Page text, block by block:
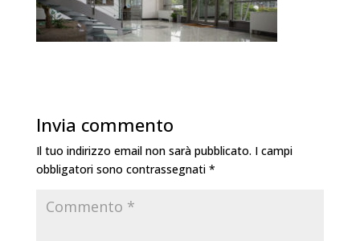
Invia commento
Il tuo indirizzo email non sarà pubblicato. I campi
obbligatori sono contrassegnati *